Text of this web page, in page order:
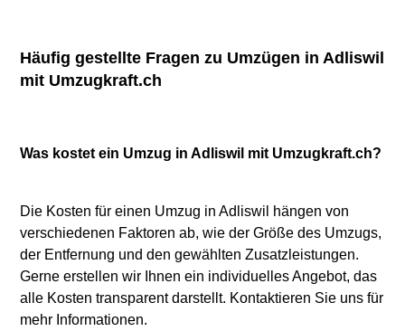
Häufig gestellte Fragen zu Umzügen in Adliswil
mit Umzugkraft.ch
Was kostet ein Umzug in Adliswil mit Umzugkraft.ch?
Die Kosten für einen Umzug in Adliswil hängen von
verschiedenen Faktoren ab, wie der Größe des Umzugs,
der Entfernung und den gewählten Zusatzleistungen.
Gerne erstellen wir Ihnen ein individuelles Angebot, das
alle Kosten transparent darstellt. Kontaktieren Sie uns für
mehr Informationen.